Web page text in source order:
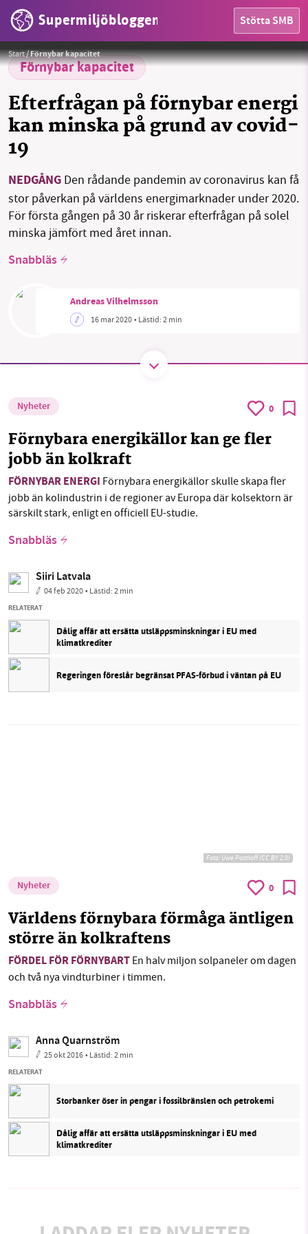
Supermiljöbloggen Stötta SMB
HEM
MILJÖFAKTA
Sök Sparade inlägg Tipsa oss
Start/Förnybar kapacitet
Förnybar kapacitet
Efterfrågan på förnybar energi
kan minska på grund av covid-
19
NEDGÅNG Den rådande pandemin av coronavirus kan få
stor påverkan på världens energimarknader under 2020.
För första gången på 30 år riskerar efterfrågan på solel
minska jämfört med året innan.
Snabbläs
Andreas Vilhelmsson
16 mar 2020• Lästid:2 min
Foto:Pixabay
Nyheter 0
Förnybara energikällor kan ge fler
jobb än kolkraft
FÖRNYBAR ENERGI Förnybara energikällor skulle skapa fler
jobb än kolindustrin i de regioner av Europa där kolsektorn är
särskilt stark, enligt en officiell EU-studie.
Snabbläs
Siiri Latvala
04 feb 2020• Lästid:2 min
RELATERAT
Dålig affär att ersätta utsläppsminskningar i EU med
klimatkrediter
Regeringen föreslår begränsat PFAS-förbud i väntan på EU
Foto: Uwe Potthoff (CC BY 2.0)
Nyheter 0
Världens förnybara förmåga äntligen
större än kolkraftens
FÖRDEL FÖR FÖRNYBART En halv miljon solpaneler om dagen
och två nya vindturbiner i timmen.
Snabbläs
Anna Quarnström
25 okt 2016• Lästid:2 min
RELATERAT
Storbanker öser in pengar i fossilbränslen och petrokemi
Dålig affär att ersätta utsläppsminskningar i EU med
klimatkrediter
SMB kämpar för en hållbar framtid. Sedan
nyhetsbevakning och granskningar. Nu vill vi
utveckla vårt arbete – och vi hoppas att du
vill hjälpa oss.
Stötta vårt arbete genom att swisha en slant till
1231368703